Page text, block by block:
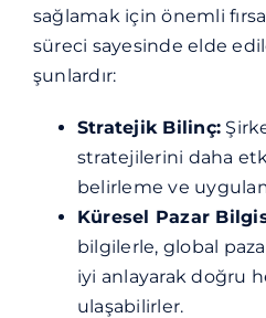
sağlamak için önemli
süreci sayesinde elde
şunlardır:
Stratejik Bilinç:
stratejilerini daha
belirleme ve
Küresel Pazar
bilgilerle, global
iyi anlayarak doğru
ulaşabilirler.